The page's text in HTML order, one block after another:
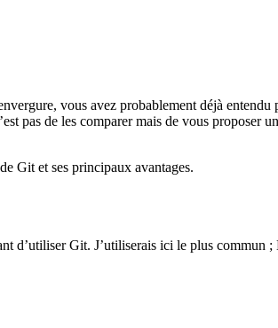
vous avez probablement déjà
pas de les comparer mais de vous proposer
Git et ses principaux avantages.
d’utiliser Git. J’utiliserais ici le plus commun